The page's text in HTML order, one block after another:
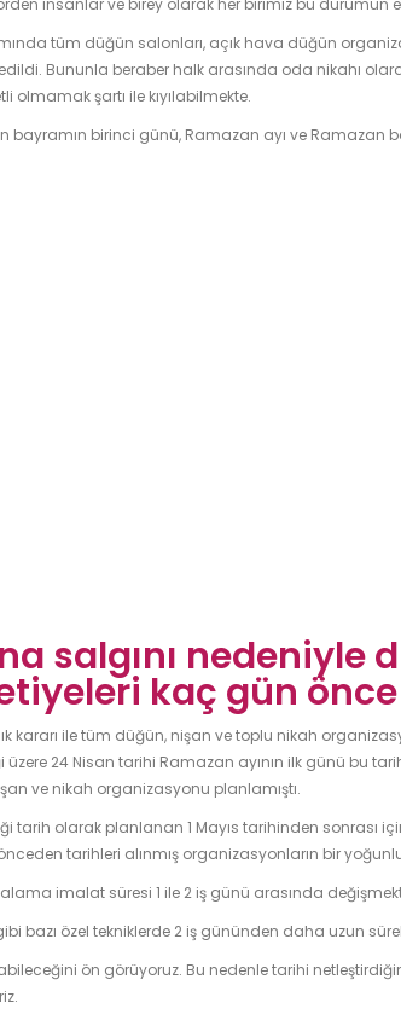
insanlar ve birey olarak her birimiz bu durumun
tüm düğün salonları, açık hava düğün
Bununla beraber halk arasında oda nikahı
olmamak şartı ile kıyılabilmekte.
bayramın birinci günü, Ramazan ayı ve Ramazan
salgını nedeniyle
kaç gün önce
kararı ile tüm düğün, nişan ve toplu nikah
üzere 24 Nisan tarihi Ramazan ayının ilk günü bu
ve nikah organizasyonu planlamıştı.
tarih olarak planlanan 1 Mayıs tarihinden sonrası
tarihleri alınmış organizasyonların bir
imalat süresi 1 ile 2 iş günü arasında
bazı özel tekniklerde 2 iş gününden daha uzun
ön görüyoruz. Bu nedenle tarihi